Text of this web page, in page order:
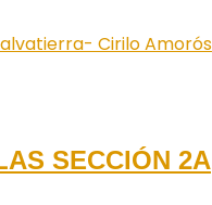
SECCIÓN 2A